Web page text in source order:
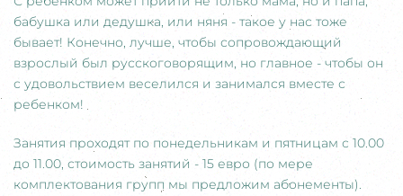
бабушка или дедушка, или няня - такое у нас тоже
бывает! Конечно, лучше, чтобы сопровождающий
взрослый был русскоговорящим, но главное - чтобы он
с удовольствием веселился и занимался вместе с
ребенком!
Занятия проходят по понедельникам и пятницам с 10.00
до 11.00, стоимость занятий - 15 евро (по мере
комплектования групп мы предложим абонементы).